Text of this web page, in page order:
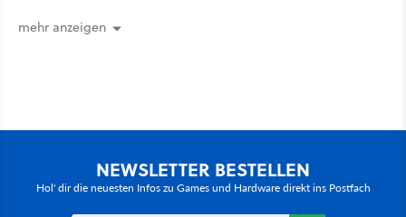
mehr anzeigen
NEWSLETTER BESTELLEN
Hol' dir die neuesten Infos zu Games und Hardware direkt ins Postfach